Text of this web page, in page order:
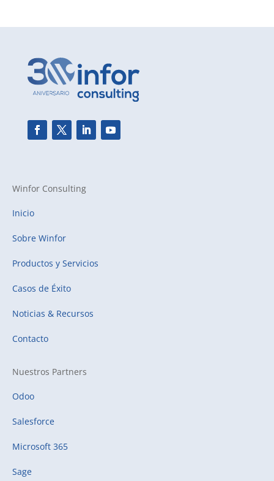
Winfor Consulting
Inicio
Sobre Winfor
Productos y Servicios
Casos de Éxito
Noticias & Recursos
Contacto
Nuestros Partners
Odoo
Salesforce
Microsoft 365
Sage